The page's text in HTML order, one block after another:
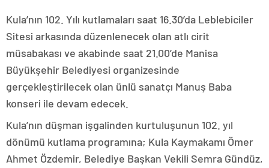
Kula’nın 102. Yılı kutlamaları saat 16.30’da Leblebiciler
Sitesi arkasında düzenlenecek olan atlı cirit
müsabakası ve akabinde saat 21.00’de Manisa
Büyükşehir Belediyesi organizesinde
gerçekleştirilecek olan ünlü sanatçı Manuş Baba
konseri ile devam edecek.
Kula’nın düşman işgalinden kurtuluşunun 102. yıl
dönümü kutlama programına; Kula Kaymakamı Ömer
Ahmet Özdemir, Belediye Başkan Vekili Semra Gündüz,